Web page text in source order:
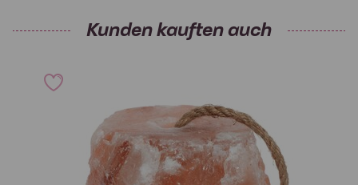
Kunden kauften auch